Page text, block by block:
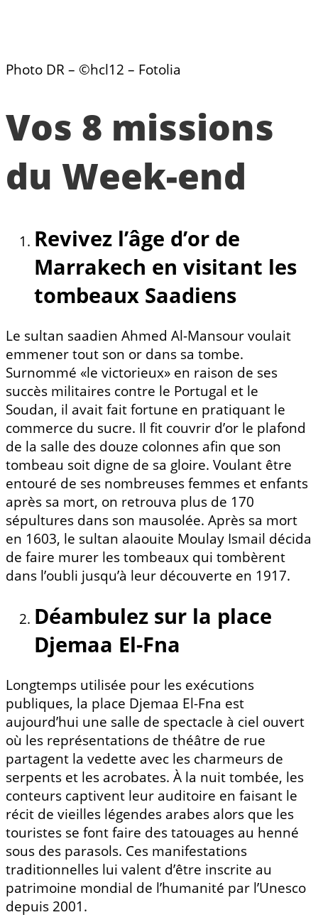
Photo DR – ©hcl12 – Fotolia
Vos 8 missions
du Week-end
Revivez l’âge d’or de
Marrakech en visitant les
tombeaux Saadiens
Le sultan saadien Ahmed Al-Mansour voulait
emmener tout son or dans sa tombe.
Surnommé «le victorieux» en raison de ses
succès militaires contre le Portugal et le
Soudan, il avait fait fortune en pratiquant le
commerce du sucre. Il fit couvrir d’or le plafond
de la salle des douze colonnes afin que son
tombeau soit digne de sa gloire. Voulant être
entouré de ses nombreuses femmes et enfants
après sa mort, on retrouva plus de 170
sépultures dans son mausolée. Après sa mort
en 1603, le sultan alaouite Moulay Ismail décida
de faire murer les tombeaux qui tombèrent
dans l’oubli jusqu’à leur découverte en 1917.
Déambulez sur la place
Djemaa El-Fna
Longtemps utilisée pour les exécutions
publiques, la place Djemaa El-Fna est
aujourd’hui une salle de spectacle à ciel ouvert
où les représentations de théâtre de rue
partagent la vedette avec les charmeurs de
serpents et les acrobates. À la nuit tombée, les
conteurs captivent leur auditoire en faisant le
récit de vieilles légendes arabes alors que les
touristes se font faire des tatouages au henné
sous des parasols. Ces manifestations
traditionnelles lui valent d’être inscrite au
patrimoine mondial de l’humanité par l’Unesco
depuis 2001.